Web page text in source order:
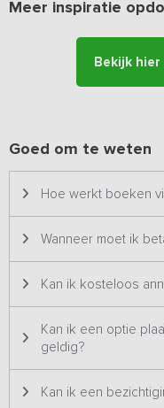
speeltoestellen aanwezig.
Kinderen mogen kijken/
kalfjes en het melken van
Bijzonderheden:deze
samenstellingen
zijn dat je een vermelding
Meer inspiratie
Bekijk
Goed om te weten
Hoe werkt boeken
Wanneer moet ik
Kan ik kosteloos
Kan ik een optie
geldig?
Kan ik een